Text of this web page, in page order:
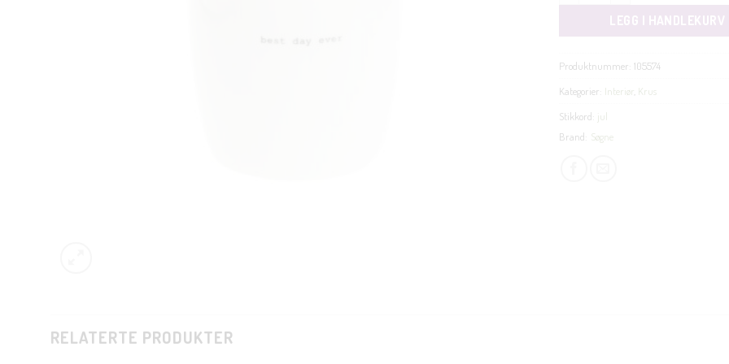
LEGG I HANDLEKURV
Produktnummer: 105574
Kategorier: Interiør Krus
Stikkord: jul
Brand: Søgne
RELATERTE PRODUKTER